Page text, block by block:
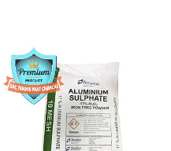
Phèn Nhôm – Al2(SO4)3 17%
Ấn Độ India